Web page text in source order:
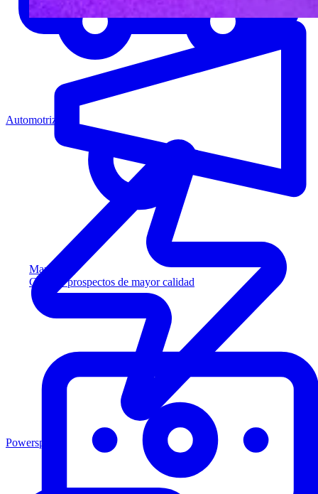
Marketing
Capture prospectos de mayor calidad
Automotriz
Powersports